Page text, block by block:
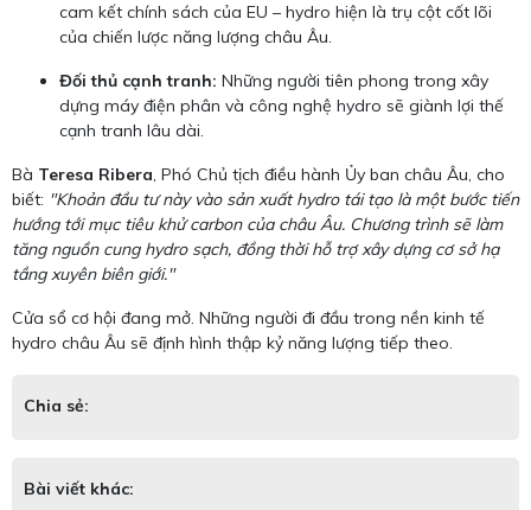
cam kết chính sách của EU – hydro hiện là trụ cột cốt lõi
của chiến lược năng lượng châu Âu.
Đối thủ cạnh tranh: Những người tiên phong trong xây
dựng máy điện phân và công nghệ hydro sẽ giành lợi thế
cạnh tranh lâu dài.
Bà Teresa Ribera, Phó Chủ tịch điều hành Ủy ban châu Âu, cho
biết: "Khoản đầu tư này vào sản xuất hydro tái tạo là một bước tiến
hướng tới mục tiêu khử carbon của châu Âu. Chương trình sẽ làm
tăng nguồn cung hydro sạch, đồng thời hỗ trợ xây dựng cơ sở hạ
tầng xuyên biên giới."
Cửa sổ cơ hội đang mở. Những người đi đầu trong nền kinh tế
hydro châu Âu sẽ định hình thập kỷ năng lượng tiếp theo.
Chia sẻ:
Bài viết khác: